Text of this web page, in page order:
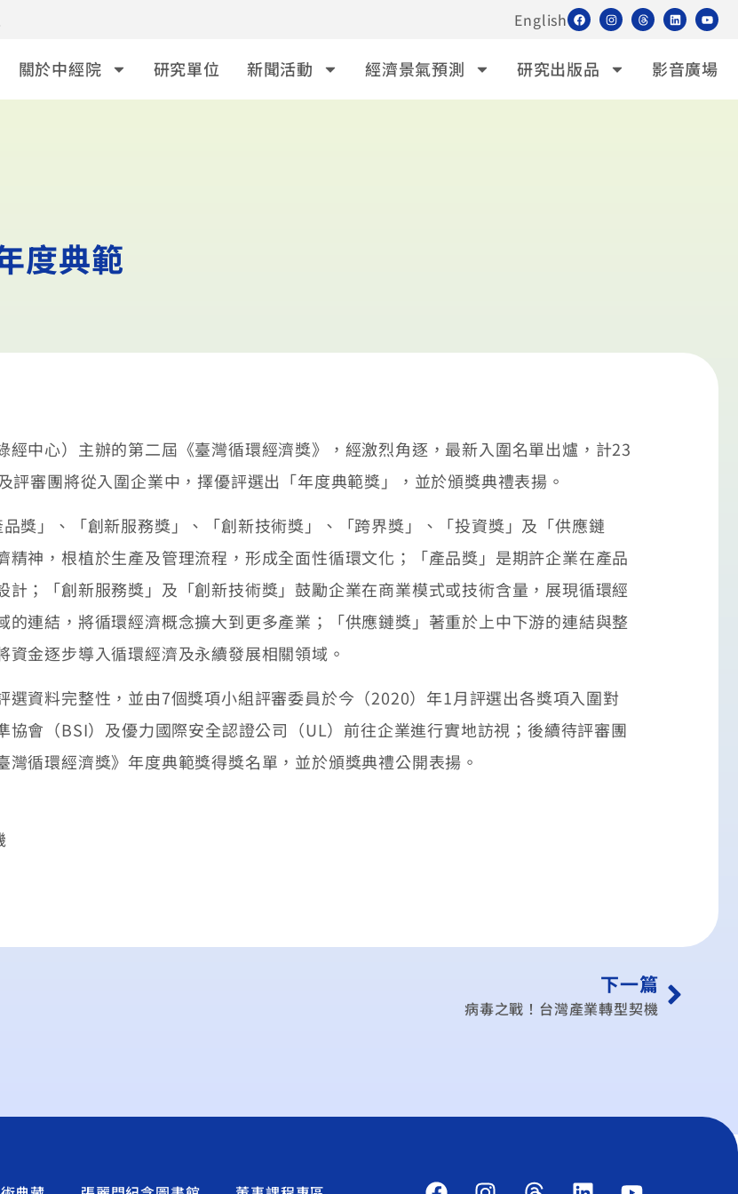
English
關於中經院 研究單位 新聞活動 經濟景氣預測 研究出版品 影音廣場
度典範
中心）主辦的第二屆《臺灣循環經濟獎》，經激烈角逐，最新入圍名單出爐，計23
審團將從入圍企業中，擇優評選出「年度典範獎」，並於頒獎典禮表揚。
」、「創新服務獎」、「創新技術獎」、「跨界獎」、「投資獎」及「供應鏈
神，根植於生產及管理流程，形成全面性循環文化；「產品獎」是期許企業在產品
；「創新服務獎」及「創新技術獎」鼓勵企業在商業模式或技術含量，展現循環經
連結，將循環經濟概念擴大到更多產業；「供應鏈獎」著重於上中下游的連結與整
金逐步導入循環經濟及永續發展相關領域。
資料完整性，並由7個獎項小組評審委員於今（2020）年1月評選出各獎項入圍對
會（BSI）及優力國際安全認證公司（UL）前往企業進行實地訪視；後續待評審團
循環經濟獎》年度典範獎得獎名單，並於頒獎典禮公開表揚。
下一篇
病毒之戰！台灣產業轉型契機